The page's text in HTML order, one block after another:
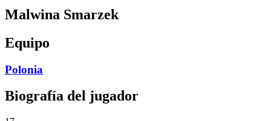
Malwina Smarzek
Equipo
Polonia
Biografía del jugador